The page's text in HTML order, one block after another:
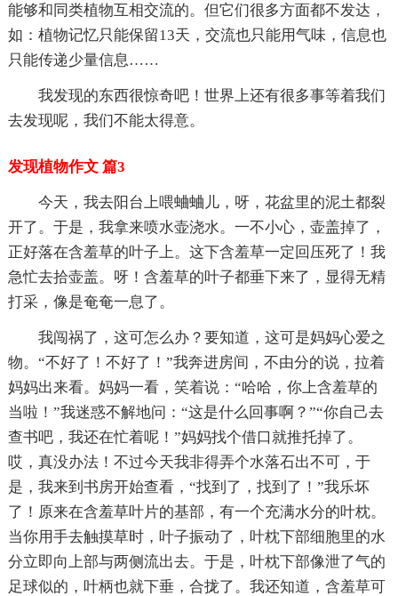
能够和同类植物互相交流的。但它们很多方面都不发达，
如：植物记忆只能保留13天，交流也只能用气味，信息也
只能传递少量信息……
我发现的东西很惊奇吧！世界上还有很多事等着我们
去发现呢，我们不能太得意。
发现植物作文 篇3
今天，我去阳台上喂蛐蛐儿，呀，花盆里的泥土都裂
开了。于是，我拿来喷水壶浇水。一不小心，壶盖掉了，
正好落在含羞草的叶子上。这下含羞草一定回压死了！我
急忙去拾壶盖。呀！含羞草的叶子都垂下来了，显得无精
打采，像是奄奄一息了。
我闯祸了，这可怎么办？要知道，这可是妈妈心爱之
物。“不好了！不好了！”我奔进房间，不由分的说，拉着
妈妈出来看。妈妈一看，笑着说：“哈哈，你上含羞草的
当啦！”我迷惑不解地问：“这是什么回事啊？”“你自己去
查书吧，我还在忙着呢！”妈妈找个借口就推托掉了。
哎，真没办法！不过今天我非得弄个水落石出不可，于
是，我来到书房开始查看，“找到了，找到了！”我乐坏
了！原来在含羞草叶片的基部，有一个充满水分的叶枕。
当你用手去触摸草时，叶子振动了，叶枕下部细胞里的水
分立即向上部与两侧流出去。于是，叶枕下部像泄了气的
足球似的，叶柄也就下垂，合拢了。我还知道，含羞草可